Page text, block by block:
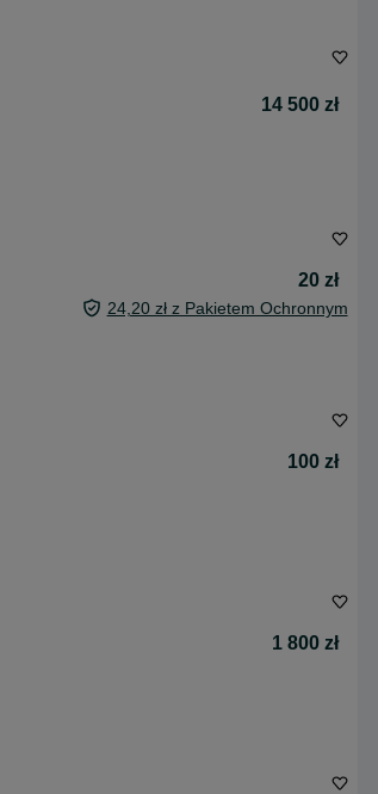
14 500 zł
20 zł
24,20 zł z Pakietem Ochronnym
100 zł
1 800 zł